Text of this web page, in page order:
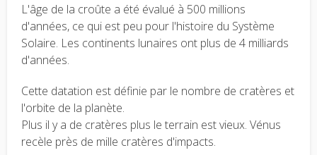
L'âge de la croûte a été évalué à 500 millions
d'années, ce qui est peu pour l'histoire du Système
Solaire. Les continents lunaires ont plus de 4 milliards
d'années.
Cette datation est définie par le nombre de cratères et
l'orbite de la planète.
Plus il y a de cratères plus le terrain est vieux. Vénus
recèle près de mille cratères d'impacts.